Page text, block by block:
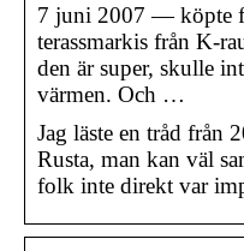
7 juni 2007 — köpte
terassmarkis från K-
den är super, skulle
värmen. Och …
Jag läste en tråd från
Rusta, man kan väl
folk inte direkt var